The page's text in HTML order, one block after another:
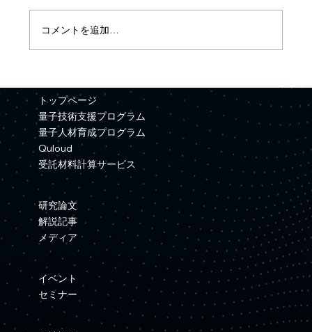
資本業務提携を締結
コメントを追加…
トップページ
量子技術支援プログラム
量子人材育成プログラム
Quloud
受託材料計算サービス
研究論文
解説記事
メディア
イベント
セミナー